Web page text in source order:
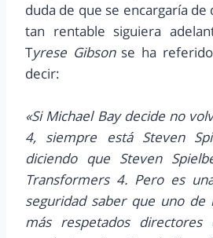
duda de que se encargaría de
tan rentable siguiera
Tyrese Gibsonse ha
decir:
«Si Michael Bay decide no
4, siempre está Steven
diciendo que Steven
Transformers 4. Pero es
seguridad saber que uno de
más respetados